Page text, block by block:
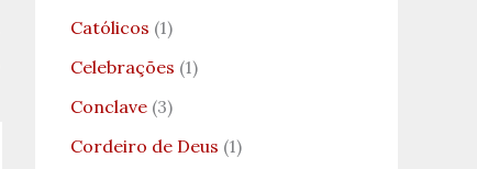
Católicos (1)
Celebrações (1)
Conclave (3)
Cordeiro de Deus (1)